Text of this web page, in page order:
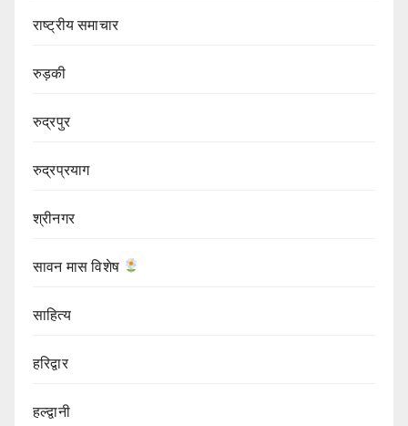
राष्ट्रीय समाचार
रुड़की
रुद्रपुर
रुद्रप्रयाग
श्रीनगर
सावन मास विशेष
साहित्य
हरिद्वार
हल्द्वानी